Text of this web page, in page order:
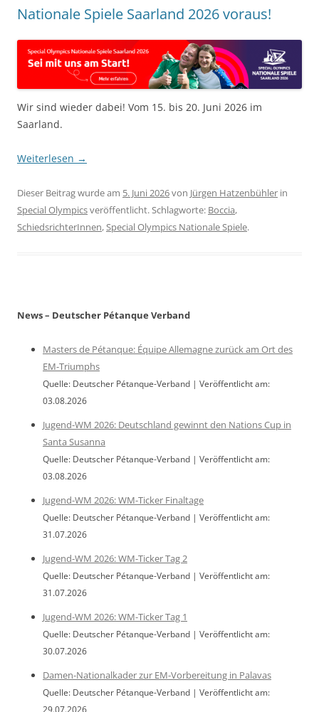
Nationale Spiele Saarland 2026 voraus!
Wir sind wieder dabei! Vom 15. bis 20. Juni 2026 im
Saarland.
Weiterlesen →
Dieser Beitrag wurde am 5. Juni 2026von Jürgen Hatzenbühler in
Special Olympicsveröffentlicht. Schlagworte: Boccia,
SchiedsrichterInnen, Special Olympics Nationale Spiele.
News – Deutscher Pétanque Verband
Masters de Pétanque: Équipe Allemagne zurück am Ort des
EM-Triumphs
Quelle: Deutscher Pétanque-Verband
Veröffentlicht am:
03.08.2026
Jugend-WM 2026: Deutschland gewinnt den Nations Cup in
Santa Susanna
Quelle: Deutscher Pétanque-Verband
Veröffentlicht am:
03.08.2026
Jugend-WM 2026: WM-Ticker Finaltage
Quelle: Deutscher Pétanque-Verband
Veröffentlicht am:
31.07.2026
Jugend-WM 2026: WM-Ticker Tag 2
Quelle: Deutscher Pétanque-Verband
Veröffentlicht am:
31.07.2026
Jugend-WM 2026: WM-Ticker Tag 1
Quelle: Deutscher Pétanque-Verband
Veröffentlicht am:
30.07.2026
Damen-Nationalkader zur EM-Vorbereitung in Palavas
Quelle: Deutscher Pétanque-Verband
Veröffentlicht am:
29.07.2026